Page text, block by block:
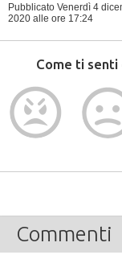
Pubblicato Venerdì 4
2020 alle ore 17:24
Come ti
Commenti